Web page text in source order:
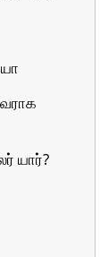
யார்?